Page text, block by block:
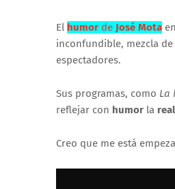
El humor de José Mota en
inconfundible, mezcla de
espectadores.
Sus programas, como La
reflejar con humor la
Creo que me está